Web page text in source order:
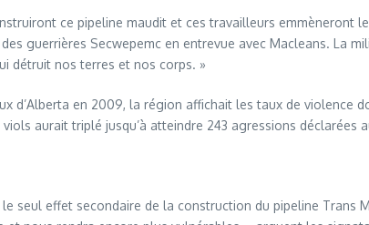
ce pipeline maudit et ces travailleurs
guerrières Secwepemc en entrevue avec Macleans. La
détruit nos terres et nos corps. »
d’Alberta en 2009, la région affichait les taux de
aurait triplé jusqu’à atteindre 243 agressions
seul effet secondaire de la construction du pipeline